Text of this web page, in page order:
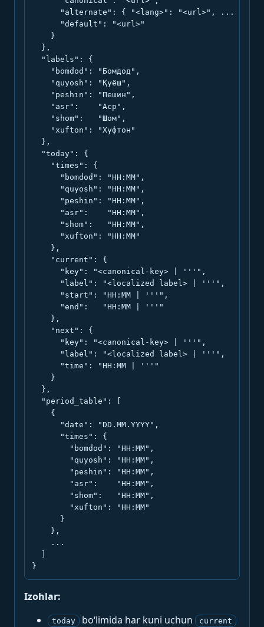
      "alternate": { "<lang>": "<url>", ... },
      "default": "<url>"
    }
  },
  "labels": {
    "bomdod": "Бомдод",
    "quyosh": "Қуёш",
    "peshin": "Пешин",
    "asr":    "Аср",
    "shom":   "Шом",
    "xufton": "Хуфтон"
  },
  "today": {
    "times": {
      "bomdod": "HH:MM",
      "quyosh": "HH:MM",
      "peshin": "HH:MM",
      "asr":    "HH:MM",
      "shom":   "HH:MM",
      "xufton": "HH:MM"
    },
    "current": {
      "key": "<canonical-key> | '''",
      "label": "<localized label> | '''",
      "start": "HH:MM | '''",
      "end":   "HH:MM | '''"
    },
    "next": {
      "key": "<canonical-key> | '''",
      "label": "<localized label> | '''",
      "time": "HH:MM | '''"
    }
  },
  "period_table": [
    {
      "date": "DD.MM.YYYY",
      "times": {
        "bomdod": "HH:MM",
        "quyosh": "HH:MM",
        "peshin": "HH:MM",
        "asr":    "HH:MM",
        "shom":   "HH:MM",
        "xufton": "HH:MM"
      }
    },
    ...
}
Izohlar:
today bo‘limida har kuni uchun current